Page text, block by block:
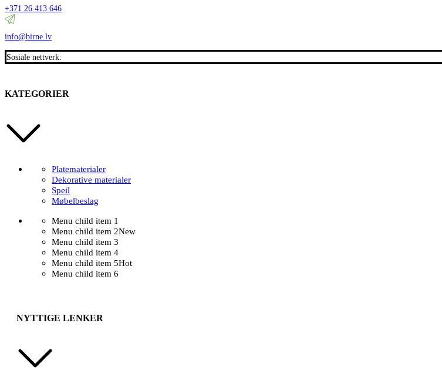
+371 26 413 646
info@birne.lv
Sosiale nettverk:
KATEGORIER
Platematerialer
Dekorative materialer
Speil
Møbelbeslag
Menu child item 1
Menu child item 2New
Menu child item 3
Menu child item 4
Menu child item 5Hot
Menu child item 6
NYTTIGE LENKER